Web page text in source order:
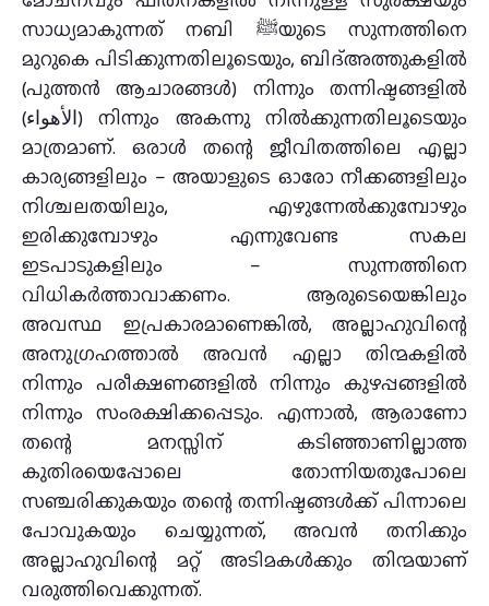
സാധ്യമാകുന്നത് നബി ﷺയുടെ സുന്നത്തിനെ
മുറുകെ പിടിക്കുന്നതിലൂടെയും, ബിദ്അത്തുകളിൽ
(പുത്തൻ ആചാരങ്ങൾ) നിന്നും തന്നിഷ്ടങ്ങളിൽ
(الأهواء) നിന്നും അകന്നു നിൽക്കുന്നതിലൂടെയും
മാത്രമാണ്. ഒരാൾ തന്റെ ജീവിതത്തിലെ എല്ലാ
കാര്യങ്ങളിലും – അയാളുടെ ഓരോ നീക്കങ്ങളിലും
നിശ്ചലതയിലും, എഴുന്നേൽക്കുമ്പോഴും
ഇരിക്കുമ്പോഴും എന്നുവേണ്ട സകല
ഇടപാടുകളിലും – സുന്നത്തിനെ
വിധികർത്താവാക്കണം. ആരുടെയെങ്കിലും
അവസ്ഥ ഇപ്രകാരമാണെങ്കിൽ, അല്ലാഹുവിന്റെ
അനുഗ്രഹത്താൽ അവൻ എല്ലാ തിന്മകളിൽ
നിന്നും പരീക്ഷണങ്ങളിൽ നിന്നും കുഴപ്പങ്ങളിൽ
നിന്നും സംരക്ഷിക്കപ്പെടും. എന്നാൽ, ആരാണോ
തന്റെ മനസ്സിന് കടിഞ്ഞാണില്ലാത്ത
കുതിരയെപ്പോലെ തോന്നിയതുപോലെ
സഞ്ചരിക്കുകയും തന്റെ തന്നിഷ്ടങ്ങൾക്ക് പിന്നാലെ
പോവുകയും ചെയ്യുന്നത്, അവൻ തനിക്കും
അല്ലാഹുവിന്റെ മറ്റ് അടിമകൾക്കും തിന്മയാണ്
വരുത്തിവെക്കുന്നത്.